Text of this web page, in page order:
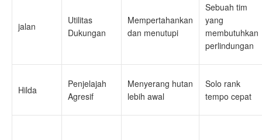
jalan
Utilitas
Dukungan
Mempertahankan
dan menutupi
Sebuah tim
yang
membutuhkan
perlindungan
Hilda
Penjelajah
Agresif
Menyerang hutan
lebih awal
Solo rank
tempo cepat